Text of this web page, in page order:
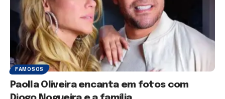
FAMOSOS
Paolla Oliveira encanta em fotos com